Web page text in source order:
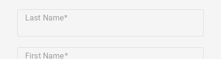
Last Name
First Name